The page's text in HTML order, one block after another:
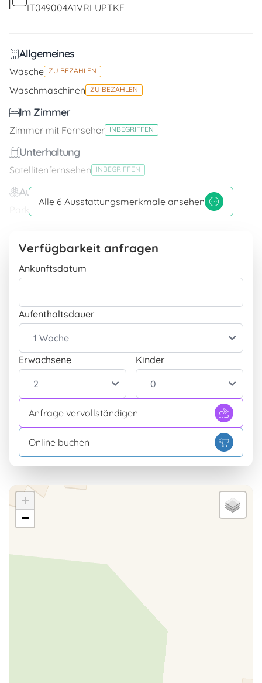
IT049004A1VRLUPTKF
Allgemeines
Wäsche ZU BEZAHLEN
Waschmaschinen ZU BEZAHLEN
Im Zimmer
Zimmer mit Fernseher INBEGRIFFEN
Unterhaltung
Satellitenfernsehen INBEGRIFFEN
Aussenbereich
Alle 6 Ausstattungsmerkmale ansehen
Verfügbarkeit anfragen
Ankunftsdatum
Aufenthaltsdauer
Erwachsene Kinder
Anfrage vervollständigen
Online buchen
+
−